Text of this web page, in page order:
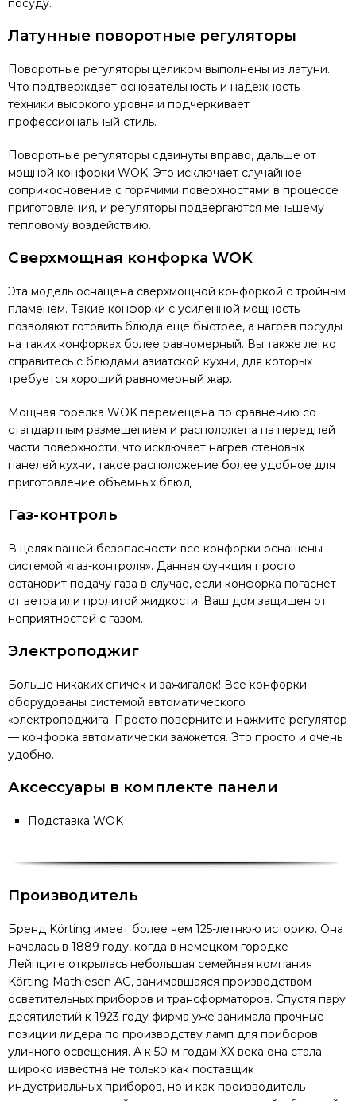
посуду.
Латунные поворотные регуляторы
Поворотные регуляторы целиком выполнены из латуни.
Что подтверждает основательность и надежность
техники высокого уровня и подчеркивает
профессиональный стиль.
Поворотные регуляторы сдвинуты вправо, дальше от
мощной конфорки WOK. Это исключает случайное
соприкосновение с горячими поверхностями в процессе
приготовления, и регуляторы подвергаются меньшему
тепловому воздействию.
Сверхмощная конфорка WOK
Эта модель оснащена сверхмощной конфоркой с тройным
пламенем. Такие конфорки с усиленной мощность
позволяют готовить блюда еще быстрее, а нагрев посуды
на таких конфорках более равномерный. Вы также легко
справитесь с блюдами азиатской кухни, для которых
требуется хороший равномерный жар.
Мощная горелка WOK перемещена по сравнению со
стандартным размещением и расположена на передней
части поверхности, что исключает нагрев стеновых
панелей кухни, такое расположение более удобное для
приготовление объёмных блюд.
Газ-контроль
В целях вашей безопасности все конфорки оснащены
системой «газ-контроля». Данная функция просто
остановит подачу газа в случае, если конфорка погаснет
от ветра или пролитой жидкости. Ваш дом защищен от
неприятностей с газом.
Электроподжиг
Больше никаких спичек и зажигалок! Все конфорки
оборудованы системой автоматического
«электроподжига. Просто поверните и нажмите регулятор
— конфорка автоматически зажжется. Это просто и очень
удобно.
Аксессуары в комплекте панели
Подставка WOK
Производитель
Бренд Körting имеет более чем 125-летнюю историю. Она
началась в 1889 году, когда в немецком городке
Лейпциге открылась небольшая семейная компания
Körting Mathiesen AG, занимавшаяся производством
осветительных приборов и трансформаторов. Спустя пару
десятилетий к 1923 году фирма уже занимала прочные
позиции лидера по производству ламп для приборов
уличного освещения. А к 50-м годам ХХ века она стала
широко известна не только как поставщик
индустриальных приборов, но и как производитель